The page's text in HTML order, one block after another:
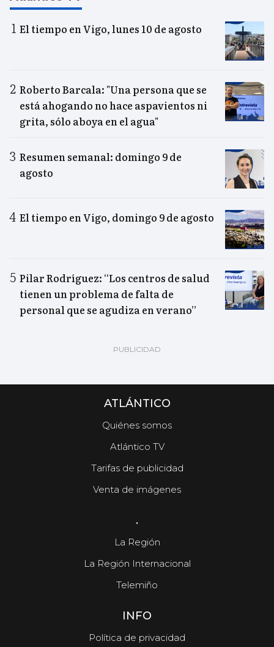
El tiempo en Vigo, lunes 10 de agosto
Roberto Barcala: "Una persona que se
está ahogando no hace aspavientos ni
grita, sólo aboya en el agua"
Resumen semanal: domingo 9 de
agosto
El tiempo en Vigo, domingo 9 de agosto
Pilar Rodríguez: “Los centros de salud
tienen un problema de falta de
personal que se agudiza en verano”
ATLÁNTICO
Quiénes somos
Atlántico TV
Tarifas de publicidad
Venta de imágenes
.
La Región
La Región Internacional
Telemiño
INFO
Política de privacidad